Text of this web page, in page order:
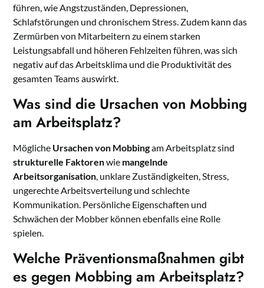
führen, wie Angstzuständen, Depressionen,
Schlafstörungen und chronischem Stress. Zudem kann das
Zermürben von Mitarbeitern zu einem starken
Leistungsabfall und höheren Fehlzeiten führen, was sich
negativ auf das Arbeitsklima und die Produktivität des
gesamten Teams auswirkt.
Was sind die Ursachen von Mobbing
am Arbeitsplatz?
Mögliche Ursachen von Mobbingam Arbeitsplatz sind
strukturelle Faktorenwie mangelnde
Arbeitsorganisation, unklare Zuständigkeiten, Stress,
ungerechte Arbeitsverteilung und schlechte
Kommunikation. Persönliche Eigenschaften und
Schwächen der Mobber können ebenfalls eine Rolle
spielen.
Welche Präventionsmaßnahmen gibt
es gegen Mobbing am Arbeitsplatz?